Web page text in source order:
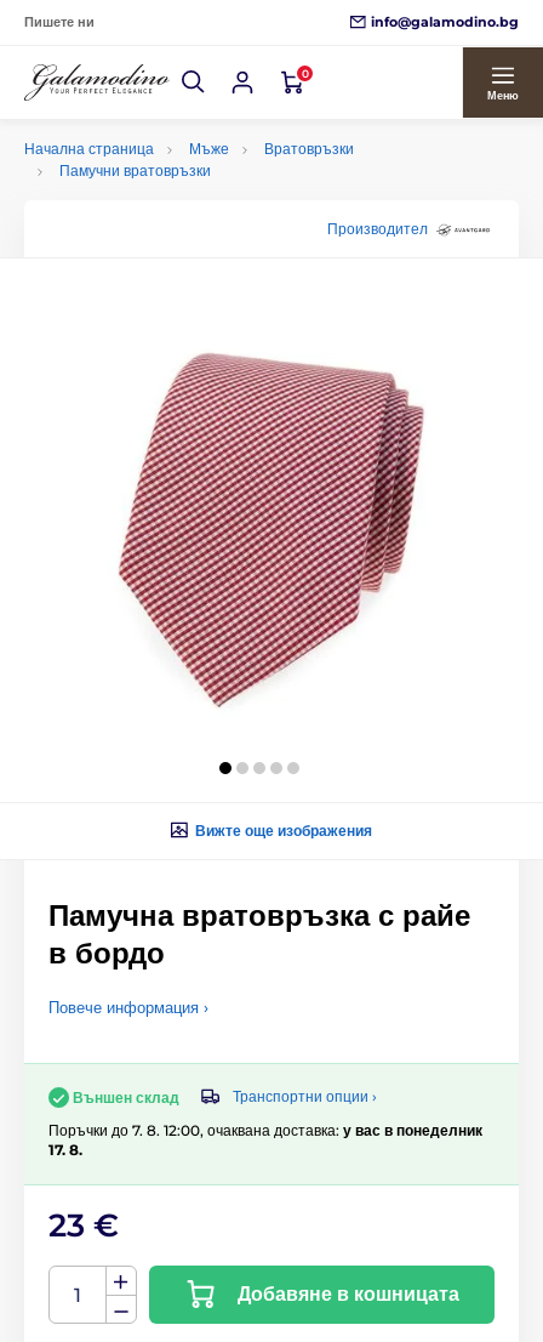
Пишете ни info@galamodino.bg
0
Меню
Начална страница Мъже
Вратовръзки
Памучни вратовръзки
Производител
Вижте още изображения
Памучна вратовръзка с райе
в бордо
Повече информация ›
Външен склад
Транспортни опции ›
Поръчки до 7. 8. 12:00, очаквана доставка: у вас в понеделник
17. 8.
23 €
Добавяне в кошницата